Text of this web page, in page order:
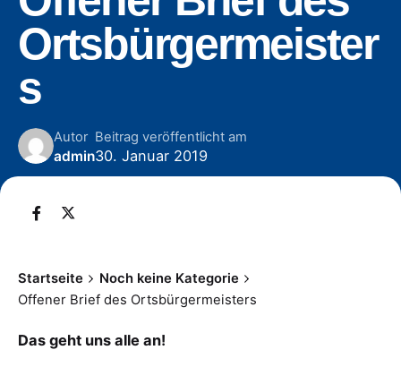
Ortsbürgermeister
s
Autor
admin
Beitrag veröffentlicht am
30. Januar 2019
Startseite
Noch keine Kategorie
Offener Brief des Ortsbürgermeisters
Das geht uns alle an!